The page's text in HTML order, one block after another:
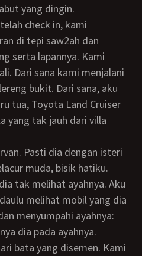
yang dingin.
di tepi saw2ah dan
serta lapannya. Kami
Dari sana kami menjalani
bukit. Dari sana, aku
tua, Toyota Land Cruiser
yang tak jauh dari villa
muda, bisik hatiku.
tak melihat ayahnya. Aku
melihat mobil yang dia
menyumpahi ayahnya:
dia pada ayahnya.